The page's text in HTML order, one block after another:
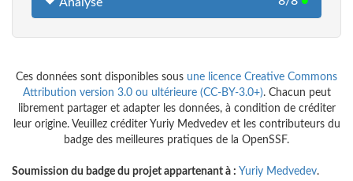
Analyse
Ces données sont disponibles sous une licence Creative Commons
Attribution version 3.0 ou ultérieure (CC-BY-3.0+). Chacun peut
librement partager et adapter les données, à condition de créditer
leur origine. Veuillez créditer Yuriy Medvedev et les contributeurs du
badge des meilleures pratiques de la OpenSSF.
Soumission du badge du projet appartenant à : Yuriy Medvedev.